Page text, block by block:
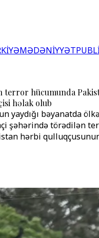
MƏDƏNİYYƏT
terror hücumunda
həlak olub
yaydığı bəyanatda
şəhərində törədilən
hərbi